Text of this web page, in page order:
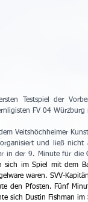
Testspiel der
FV 04
Veitshöchheimer
und ließ nicht
in der 9. Minute für die
sich im Spiel mit dem
waren. SVV-
den Pfosten. Fünf
sich Dustin Fishman im